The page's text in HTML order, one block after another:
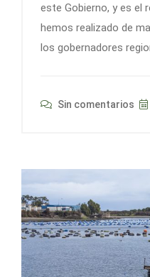
este Gobierno, y es el
hemos realizado de
los gobernadores
Sin comentarios